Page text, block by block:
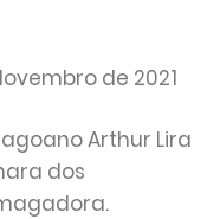
de 2021
Arthur Lira
dos